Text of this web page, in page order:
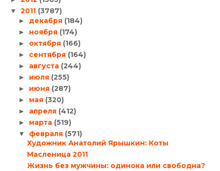
▼ 2011 (3787)
► декабря (184)
► ноября (174)
► октября (166)
► сентября (164)
► августа (244)
► июля (255)
► июня (287)
► мая (320)
► апреля (412)
► марта (519)
▼ февраля (571)
Художник Анатолий Ярышкин: Коты
Масленица 2011
Жизнь без мужчины: одинока или свободна?